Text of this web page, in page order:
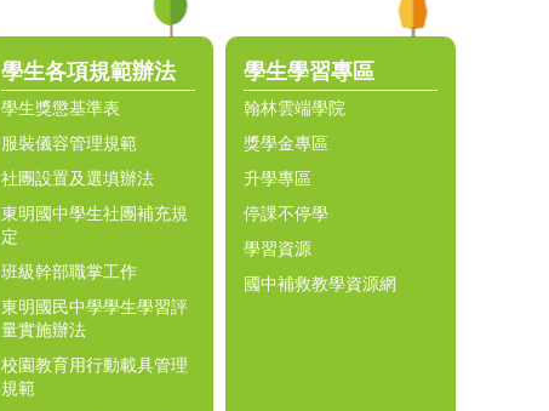
學生各項規範辦法
學生獎懲基準表
服裝儀容管理規範
社團設置及選填辦法
東明國中學生社團補充規
定
班級幹部職掌工作
東明國民中學學生學習評
量實施辦法
校園教育用行動載具管理
規範
學生學習專區
翰林雲端學院
獎學金專區
升學專區
停課不停學
學習資源
國中補救教學資源網